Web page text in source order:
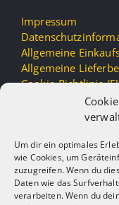
Um dir ein optimales
wie Cookies, um
zuzugreifen. Wenn du
Daten wie das
verarbeiten. Wenn du
Impressum
Allgemeine
Allgemeine
Cookie-Richtlinie